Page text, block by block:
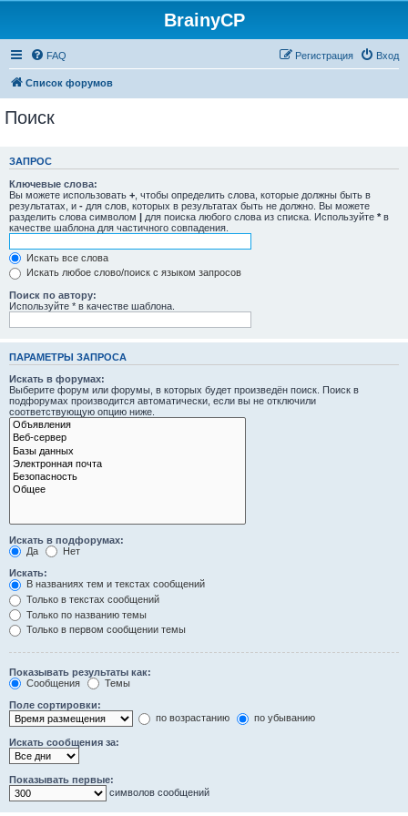
BrainyCP
FAQ Вход
Регистрация
Список форумов
Поиск
ЗАПРОС
Ключевые слова:
Вы можете использовать + , чтобы определить слова, которые должны быть в
результатах, и - для слов, которых в результатах быть не должно. Вы можете
разделить слова символом | для поиска любого слова из списка. Используйте * в
качестве шаблона для частичного совпадения.
Искать все слова
Искать любое слово/поиск с языком запросов
Поиск по автору:
Используйте * в качестве шаблона.
ПАРАМЕТРЫ ЗАПРОСА
Искать в форумах:
Выберите форум или форумы, в которых будет произведён поиск. Поиск в
подфорумах производится автоматически, если вы не отключили
соответствующую опцию ниже.
Искать в подфорумах:
Да
Нет
Искать:
В названиях тем и текстах сообщений
Только в текстах сообщений
Только по названию темы
Только в первом сообщении темы
Показывать результаты как:
Сообщения
Темы
Поле сортировки:
по возрастанию
по убыванию
Искать сообщения за:
Показывать первые:
символов сообщений